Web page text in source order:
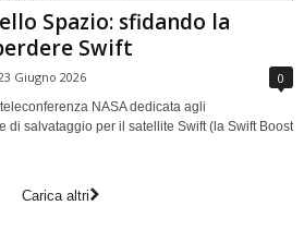
Spazio: sfidando la
Swift
Giugno 2026 0
NASA dedicata agli
di salvataggio per il satellite Swift (la Swift Boost
Carica altri